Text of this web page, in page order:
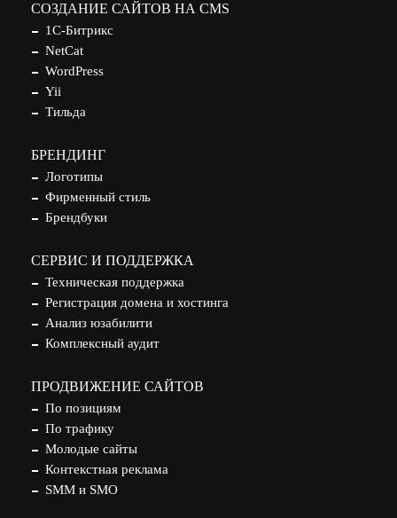
СОЗДАНИЕ САЙТОВ НА CMS
1С-Битрикс
NetCat
WordPress
Yii
Тильда
БРЕНДИНГ
Логотипы
Фирменный стиль
Брендбуки
СЕРВИС И ПОДДЕРЖКА
Техническая поддержка
Регистрация домена и хостинга
Анализ юзабилити
Комплексный аудит
ПРОДВИЖЕНИЕ САЙТОВ
По позициям
По трафику
Молодые сайты
Контекстная реклама
SMM и SMO